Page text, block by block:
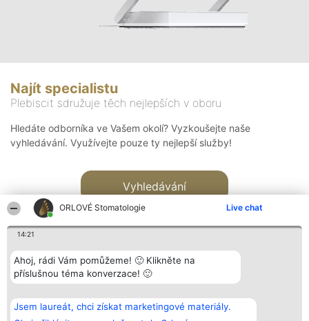
ORLOVÉ Stomatologie Live chat
14:21
Ahoj, rádi Vám pomůžeme! 🙂 Klikněte na
příslušnou téma konverzace! 🙂
Jsem laureát, chci získat marketingové materiály.
Najít specialistu
Plebiscit sdružuje těch nejlepších v oboru
Hledáte odborníka ve Vašem okolí? Vyzkoušejte naše
vyhledávání. Využívejte pouze ty nejlepší služby!
Vyhledávání
Bright Side Solutions sp. z o.
o. sp. k.
ul. Ruska 22
Vítězové
Seznam všech
laureátů
Kontakt